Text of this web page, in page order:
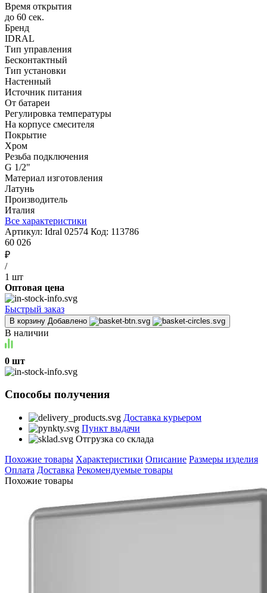
Время открытия
до 60 сек.
Бренд
IDRAL
Тип управления
Бесконтактный
Тип установки
Настенный
Источник питания
От батареи
Регулировка температуры
На корпусе смесителя
Покрытие
Хром
Резьба подключения
G 1/2"
Материал изготовления
Латунь
Производитель
Италия
Все характеристики
Артикул: Idral 02574 Код: 113786
60 026
₽
/
1 шт
Оптовая цена
Быстрый заказ
В корзину Добавлено
В наличии
0 шт
Способы получения
Доставка курьером
Пункт выдачи
Отгрузка со склада
Похожие товары Характеристики Описание Размеры изделия
Оплата Доставка Рекомендуемые товары
Похожие товары